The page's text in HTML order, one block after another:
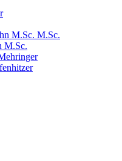
M.Sc. M.Sc.
M.Sc.